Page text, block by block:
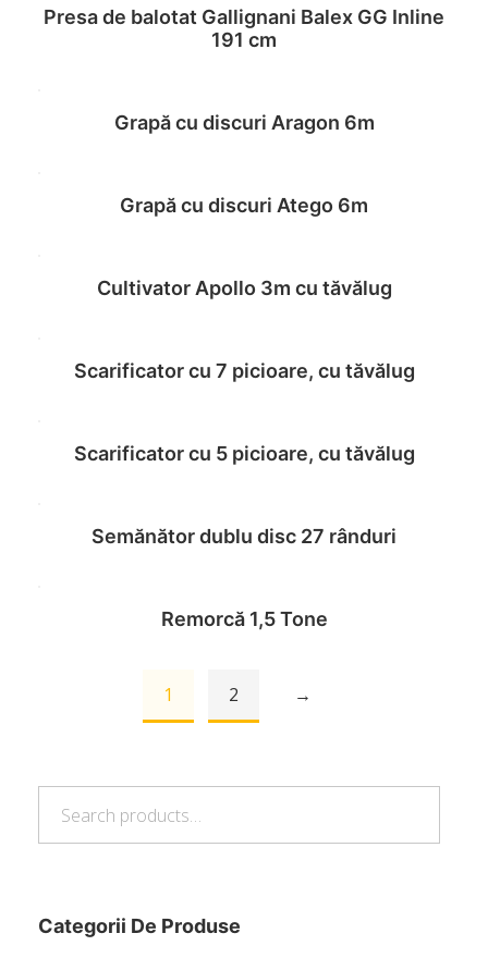
Categorii De Produse
Read more
Presa de balotat Gallignani Balex GG Inline
191 cm
Grapă cu discuri Aragon 6m
Grapă cu discuri Atego 6m
Cultivator Apollo 3m cu tăvălug
Scarificator cu 7 picioare, cu tăvălug
Scarificator cu 5 picioare, cu tăvălug
Semănător dublu disc 27 rânduri
Remorcă 1,5 Tone
Read more
1 2 →